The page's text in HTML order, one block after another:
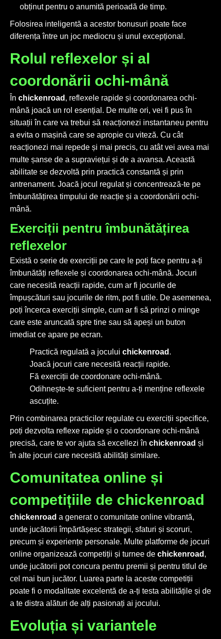
obținut pentru o anumită perioadă de timp.
Folosirea inteligentă a acestor bonusuri poate face
diferența între un joc mediocru și unul excepțional.
Rolul reflexelor și al
coordonării ochi-mână
În chickenroad , reflexele rapide și coordonarea ochi-
mână joacă un rol esențial. De multe ori, vei fi pus în
situații în care va trebui să reacționezi instantaneu pentru
a evita o mașină care se apropie cu viteză. Cu cât
reacționezi mai repede și mai precis, cu atât vei avea mai
multe șanse de a supraviețui și de a avansa. Această
abilitate se dezvoltă prin practică constantă și prin
antrenament. Joacă jocul regulat și concentrează-te pe
îmbunătățirea timpului de reacție și a coordonării ochi-
mână.
Exerciții pentru îmbunătățirea
reflexelor
Există o serie de exerciții pe care le poți face pentru a-ți
îmbunătăți reflexele și coordonarea ochi-mână. Jocuri
care necesită reacții rapide, cum ar fi jocurile de
împușcături sau jocurile de ritm, pot fi utile. De asemenea,
poți încerca exerciții simple, cum ar fi să prinzi o minge
care este aruncată spre tine sau să apeși un buton
imediat ce apare pe ecran.
Practică regulată a jocului chickenroad .
Joacă jocuri care necesită reacții rapide.
Fă exerciții de coordonare ochi-mână.
Odihnește-te suficient pentru a-ți menține reflexele
ascuțite.
Prin combinarea practicilor regulate cu exerciții specifice,
poți dezvolta reflexe rapide și o coordonare ochi-mână
precisă, care te vor ajuta să excellezi în chickenroad și
în alte jocuri care necesită abilități similare.
Comunitatea online și
competițiile de chickenroad
chickenroad a generat o comunitate online vibrantă,
unde jucătorii împărtășesc strategii, sfaturi și scoruri,
precum și experiențe personale. Multe platforme de jocuri
online organizează competiții și turnee de chickenroad ,
unde jucătorii pot concura pentru premii și pentru titlul de
cel mai bun jucător. Luarea parte la aceste competiții
poate fi o modalitate excelentă de a-ți testa abilitățile și de
a te distra alături de alți pasionați ai jocului.
Evoluția și variantele